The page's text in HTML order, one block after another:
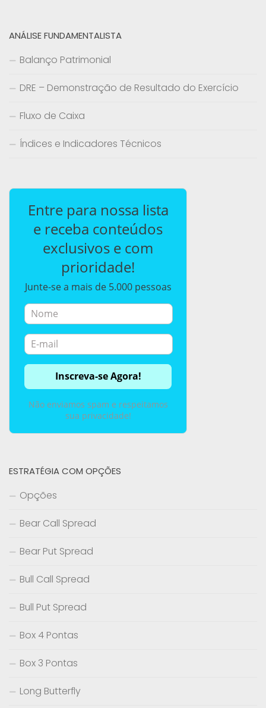
ANÁLISE FUNDAMENTALISTA
Balanço Patrimonial
DRE – Demonstração de Resultado do Exercício
Fluxo de Caixa
Índices e Indicadores Técnicos
Entre para nossa lista
e receba conteúdos
exclusivos e com
prioridade!
Junte-se a mais de 5.000 pessoas
Não enviamos spam e respeitamos
sua privacidade!
ESTRATÉGIA COM OPÇÕES
Opções
Bear Call Spread
Bear Put Spread
Bull Call Spread
Bull Put Spread
Box 4 Pontas
Box 3 Pontas
Long Butterfly